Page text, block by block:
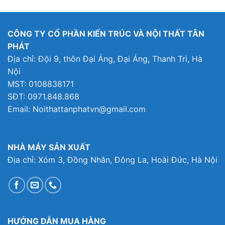
CÔNG TY CỔ PHẦN KIẾN TRÚC VÀ NỘI THẤT TÂN
PHÁT
Địa chỉ: Đội 9, thôn Đại Áng, Đại Áng, Thanh Trì, Hà
Nội
MST: 0108838171
SĐT: 0971.848.868
Email: Noithattanphatvn@gmail.com
NHÀ MÁY SẢN XUẤT
Địa chỉ: Xóm 3, Đồng Nhân, Đông La, Hoài Đức, Hà Nội
HƯỚNG DẪN MUA HÀNG